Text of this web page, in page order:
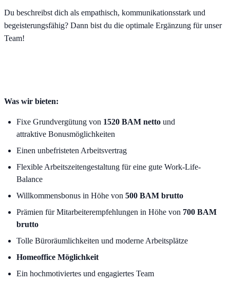
Du beschreibst dich als empathisch, kommunikationsstark und
begeisterungsfähig? Dann bist du die optimale Ergänzung für unser
Team!
Was wir bieten:
Fixe Grundvergütung von 1520 BAM netto und
attraktive Bonusmöglichkeiten
Einen unbefristeten Arbeitsvertrag
Flexible Arbeitszeitengestaltung für eine gute Work-Life-
Balance
Willkommensbonus in Höhe von 500 BAM brutto
Prämien für Mitarbeiterempfehlungen in Höhe von 700 BAM
brutto
Tolle Büroräumlichkeiten und moderne Arbeitsplätze
Homeoffice Möglichkeit
Ein hochmotiviertes und engagiertes Team